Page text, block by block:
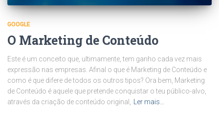
GOOGLE
O Marketing de Conteúdo
Este é um conceito que, ultimamente, tem ganho cada vez mais
expressão nas empresas. Afinal o que é Marketing de Conteúdo e
como é que difere de todos os outros tipos? Ora bem, Marketing
de Conteúdo é aquele que pretende conquistar o teu público-alvo,
através da criação de conteúdo original,
Ler mais…